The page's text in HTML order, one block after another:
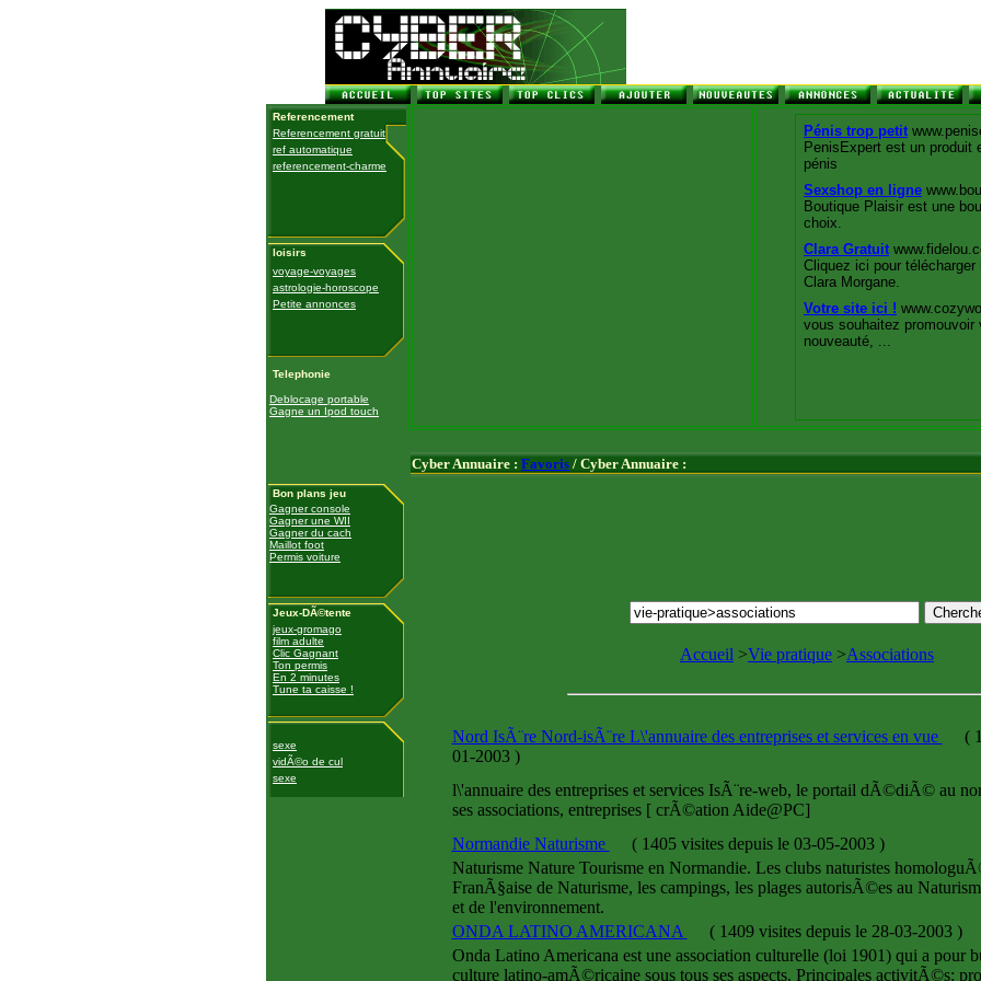
Referencement
Referencement gratuit
ref automatique
referencement-charme
loisirs
voyage-voyages
astrologie-horoscope
Petite annonces
Telephonie
Deblocage portable
Gagne un Ipod touch
Bon plans jeu
Gagner console
Gagner une WII
Gagner du cach
Maillot foot
Permis voiture
Jeux-DÃ©tente
jeux-gromago
film adulte
Clic Gagnant
Ton permis
En 2 minutes
Tune ta caisse !
sexe
vidÃ©o de cul
sexe
Cyber Annuaire : Favoris / Cyber Annuaire :
Accueil >Vie pratique >Associations
Nord IsÃ¨re Nord-isÃ¨re L\'annuaire des entreprises et services en vue (
01-2003 )
l\'annuaire des entreprises et services IsÃ¨re-web, le portail dÃ©diÃ© au
ses associations, entreprises [ crÃ©ation Aide@PC]
Normandie Naturisme
(1405 visites depuis le 03-05-2003 )
Naturisme Nature Tourisme en Normandie. Les clubs naturistes
FranÃ§aise de Naturisme, les campings, les plages autorisÃ©es au
et de l'environnement.
ONDA LATINO AMERICANA
(1409 visites depuis le 28-03-2003 )
Onda Latino Americana est une association culturelle (loi 1901) qui a pour
culture latino-amÃ©ricaine sous tous ses aspects. Principales activitÃ©s: